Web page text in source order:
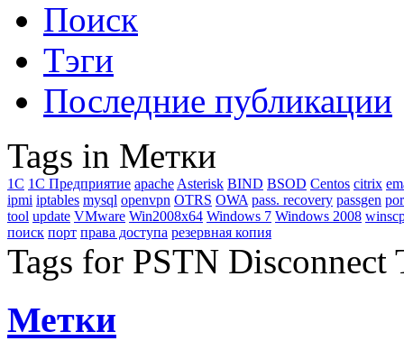
Поиск
Тэги
Последние публикации
Tags in Метки
1C 1С Предприятие apache Asterisk BIND BSOD Centos citrix
ipmi iptables mysql openvpn OTRS OWA pass. recovery passgen
tool update VMware Win2008x64 Windows 7 Windows 2008
поиск порт права доступа резервная копия
Tags for PSTN Disconnect
Метки